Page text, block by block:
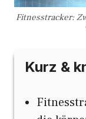
Fitnesstracker:
Kurz &